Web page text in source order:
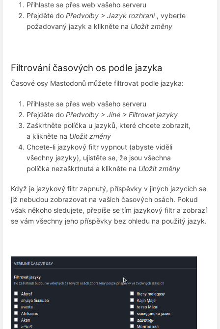
Přihlaste se přes web vašeho serveru
Přejděte do Předvolby > Jazyk rozhraní, vyberte
požadovaný jazyk a klikněte na Uložit změny
Filtrování časových os podle jazyka
Časové osy Mastodonů můžete filtrovat podle jazyka:
Přihlaste se přes web vašeho serveru
Přejděte do Předvolby > Jiné > Filtrovat jazyky
Zaškrtněte políčka u jazyků, které chcete zobrazit,
a klikněte na Uložit změny
Chcete-li jazykový filtr vypnout (abyste viděli
všechny jazyky), ujistěte se, že jsou všechna
políčka nezaškrtnutá a klikněte na Uložit změny
Když je jazykový filtr zapnutý, příspěvky v jiných jazycích se
již nebudou zobrazovat na vašich časových osách. Pokud
však někoho sledujete, přepíše se tím jazykový filtr a zobrazí
se vám všechny jeho příspěvky bez ohledu na použitý jazyk.